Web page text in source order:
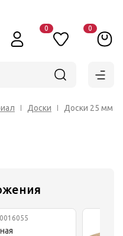
0 0
Доски Доски 25 мм